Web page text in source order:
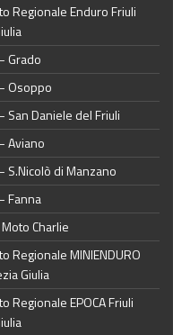
Regionale Enduro Friuli
Grado
Osoppo
San Daniele del Friuli
Aviano
S.Nicolò di Manzano
Fanna
Charlie
Regionale MINIENDURO
Giulia
Regionale EPOCA Friuli